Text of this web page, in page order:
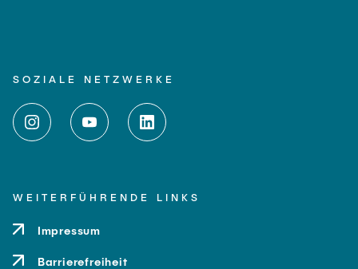
SOZIALE NETZWERKE
WEITERFÜHRENDE LINKS
Impressum
Barrierefreiheit